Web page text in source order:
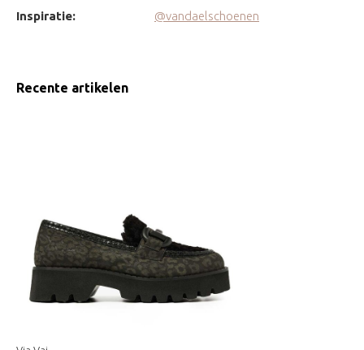
Inspiratie:
@vandaelschoenen
Recente artikelen